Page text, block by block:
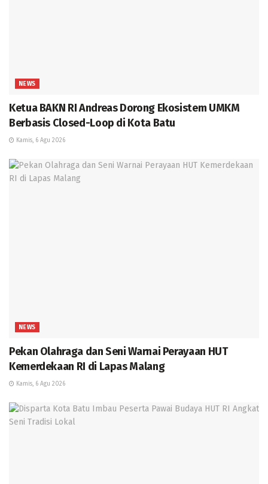
NEWS
Ketua BAKN RI Andreas Dorong Ekosistem UMKM
Berbasis Closed-Loop di Kota Batu
Kamis, 6 Agu 2026
NEWS
Pekan Olahraga dan Seni Warnai Perayaan HUT
Kemerdekaan RI di Lapas Malang
Kamis, 6 Agu 2026